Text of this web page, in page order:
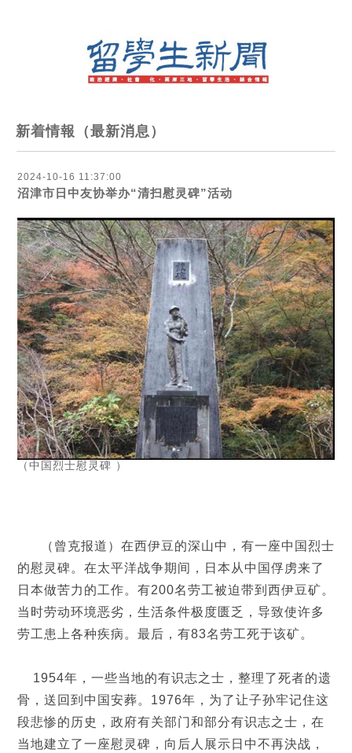
新着情報（最新消息）
2024-10-16 11:37:00
沼津市日中友协举办“清扫慰灵碑”活动
（中国烈士慰灵碑 ）
（曾克报道）在西伊豆的深山中，有一座中国烈士
的慰灵碑。在太平洋战争期间，日本从中国俘虏来了
日本做苦力的工作。有200名劳工被迫带到西伊豆矿。
当时劳动环境恶劣，生活条件极度匮乏，导致使许多
劳工患上各种疾病。最后，有83名劳工死于该矿。
1954年，一些当地的有识志之士，整理了死者的遗
骨，送回到中国安葬。1976年，为了让子孙牢记住这
段悲惨的历史，政府有关部门和部分有识志之士，在
当地建立了一座慰灵碑，向后人展示日中不再決战，